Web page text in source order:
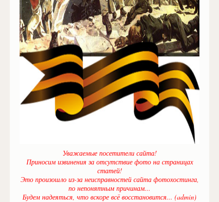
Уважаемые посетители сайта!
Приносим извинения за отсутствие фото на страницах
статей!
Это произошло из-за неисправностей сайта фотохостинга,
по непонятным причинам...
Будем надеяться, что вскоре всё восстановится... (admin)